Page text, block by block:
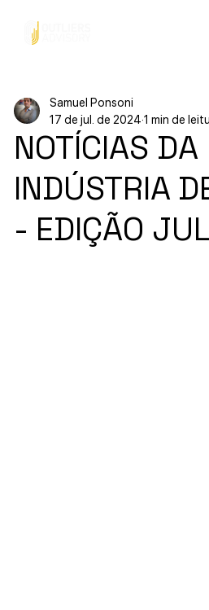
NOTÍCIAS DA
INDÚSTRIA
- EDIÇÃO
Samuel Ponsoni
17 de jul. de 2024 1 min de